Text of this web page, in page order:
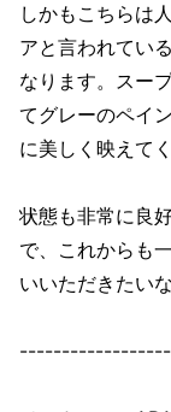
しかもこちらは
アと言われてい
なります。スー
てグレーのペイ
に美しく映えて
状態も非常に良
で、これからも
いいただきたい